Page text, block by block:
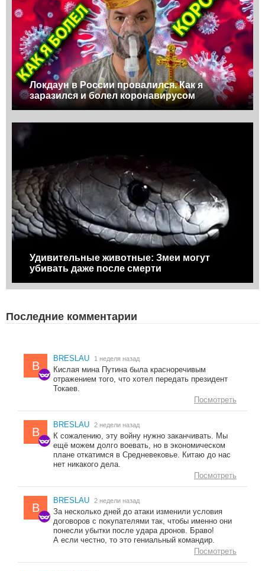
Локдаун в России провалился. Как я
заразился и болел коронавирусом
Удивительные животные: Змеи могут
убивать даже после смерти
Последние комментарии
B
BRESLAU 1 неделя назад
Кислая мина Путина была красноречивым
отражением того, что хотел передать президент
Токаев.
Посмотреть
B
BRESLAU 2 недели назад
К сожалению, эту войну нужно заканчивать. Мы
ещё можем долго воевать, но в экономическом
плане откатимся в Средневековье. Китаю до нас
нет никакого дела.
Посмотреть
B
BRESLAU 2 недели назад
За несколько дней до атаки изменили условия
договоров с покупателями так, чтобы именно они
понесли убытки после удара дронов. Браво!
А если честно, то это гениальный командир.
Посмотреть